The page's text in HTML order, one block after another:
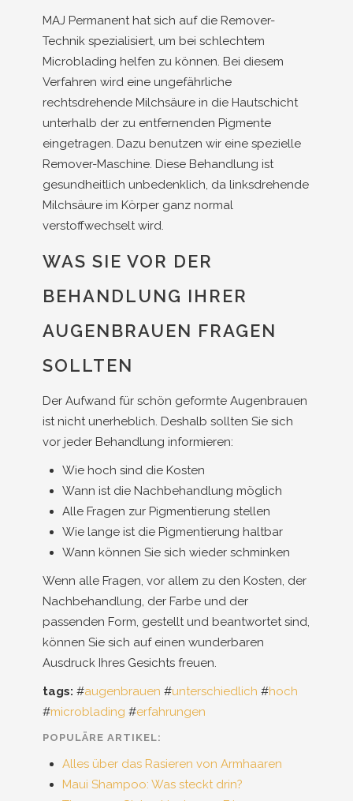
MAJ Permanent hat sich auf die Remover-
Technik spezialisiert, um bei schlechtem
Microblading helfen zu können. Bei diesem
Verfahren wird eine ungefährliche
rechtsdrehende Milchsäure in die Hautschicht
unterhalb der zu entfernenden Pigmente
eingetragen. Dazu benutzen wir eine spezielle
Remover-Maschine. Diese Behandlung ist
gesundheitlich unbedenklich, da linksdrehende
Milchsäure im Körper ganz normal
verstoffwechselt wird.
WAS SIE VOR DER
BEHANDLUNG IHRER
AUGENBRAUEN FRAGEN
SOLLTEN
Der Aufwand für schön geformte Augenbrauen
ist nicht unerheblich. Deshalb sollten Sie sich
vor jeder Behandlung informieren:
Wie hoch sind die Kosten
Wann ist die Nachbehandlung möglich
Alle Fragen zur Pigmentierung stellen
Wie lange ist die Pigmentierung haltbar
Wann können Sie sich wieder schminken
Wenn alle Fragen, vor allem zu den Kosten, der
Nachbehandlung, der Farbe und der
passenden Form, gestellt und beantwortet sind,
können Sie sich auf einen wunderbaren
Ausdruck Ihres Gesichts freuen.
tags: #augenbrauen #unterschiedlich #hoch
#microblading #erfahrungen
POPULÄRE ARTIKEL:
Alles über das Rasieren von Armhaaren
Maui Shampoo: Was steckt drin?